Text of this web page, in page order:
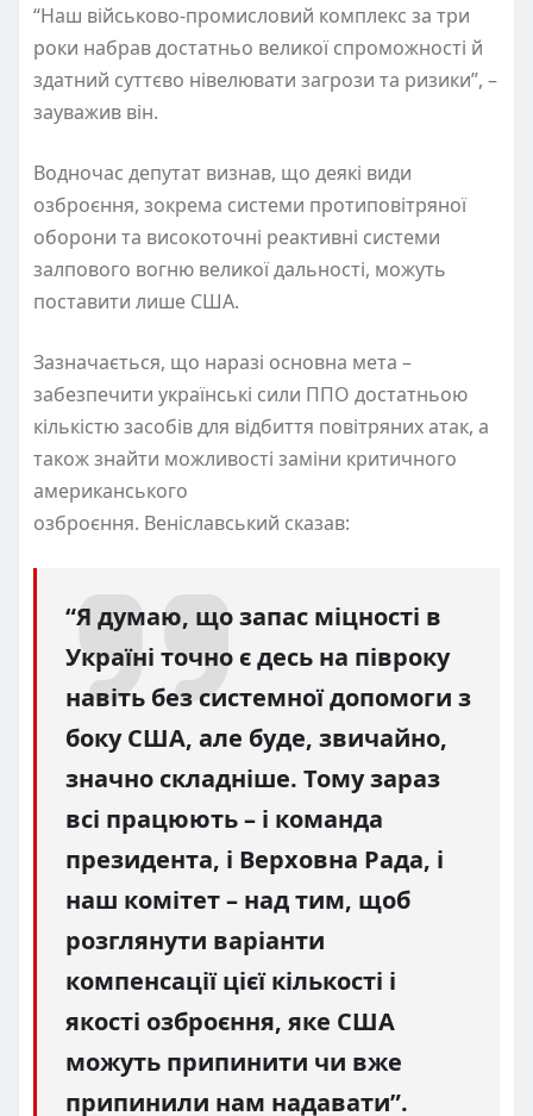
“Наш військово-промисловий комплекс за три
роки набрав достатньо великої спроможності й
здатний суттєво нівелювати загрози та ризики”, –
зауважив він.
Водночас депутат визнав, що деякі види
озброєння, зокрема системи протиповітряної
оборони та високоточні реактивні системи
залпового вогню великої дальності, можуть
поставити лише США.
Зазначається, що наразі основна мета –
забезпечити українські сили ППО достатньою
кількістю засобів для відбиття повітряних атак, а
також знайти можливості заміни критичного
американського
озброєння. Веніславський сказав:
“Я думаю, що запас міцності в
Україні точно є десь на півроку
навіть без системної допомоги з
боку США, але буде, звичайно,
значно складніше. Тому зараз
всі працюють – і команда
президента, і Верховна Рада, і
наш комітет – над тим, щоб
розглянути варіанти
компенсації цієї кількості і
якості озброєння, яке США
можуть припинити чи вже
припинили нам надавати”.